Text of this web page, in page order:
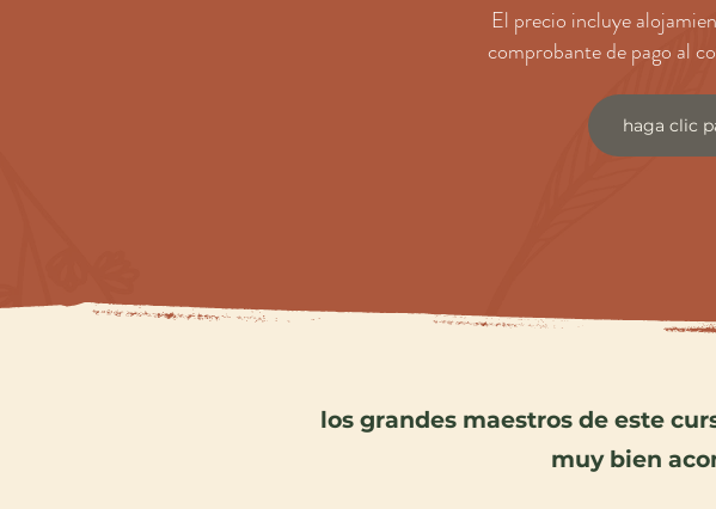
El precio incluye
comprobante de pago al
haga clic
los grandes maestros de este
muy bien